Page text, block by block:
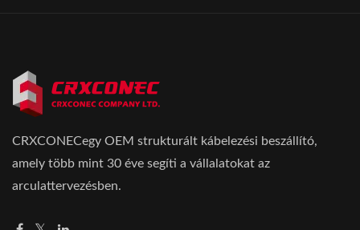
CRXCONECegy OEM strukturált kábelezési beszállító,
amely több mint 30 éve segíti a vállalatokat az
arculattervezésben.